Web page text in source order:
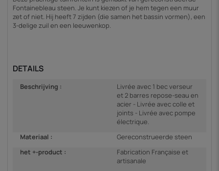
Fontainebleau steen. Je kunt kiezen of je hem tegen een muur
zet of niet. Hij heeft 7 zijden (die samen het bassin vormen), een
3-delige zuil en een leeuwenkop.
DETAILS
Beschrijving :
Livrée avec 1 bec verseur
et 2 barres repose-seau en
acier - Livrée avec colle et
joints - Livrée avec pompe
électrique.
Materiaal :
Gereconstrueerde steen
het +-product :
Fabrication Française et
artisanale